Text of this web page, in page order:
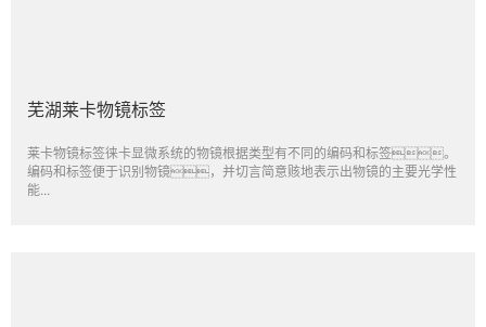
芜湖莱卡物镜标签
莱卡物镜标签徕卡显微系统的物镜根据类型有不同的编码和标签。
编码和标签便于识别物镜，并切言简意赅地表示出物镜的主要光学性
能...